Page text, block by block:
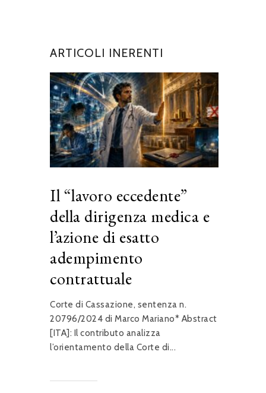
ARTICOLI INERENTI
Il “lavoro eccedente”
della dirigenza medica e
l’azione di esatto
adempimento
contrattuale
Corte di Cassazione, sentenza n.
20796/2024 di Marco Mariano* Abstract
[ITA]: Il contributo analizza
l’orientamento della Corte di...